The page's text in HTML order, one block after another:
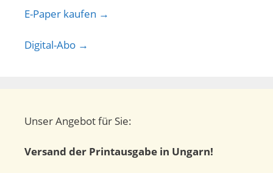
E-Paper kaufen →
Digital-Abo →
Unser Angebot für Sie:
Versand der Printausgabe in Ungarn!